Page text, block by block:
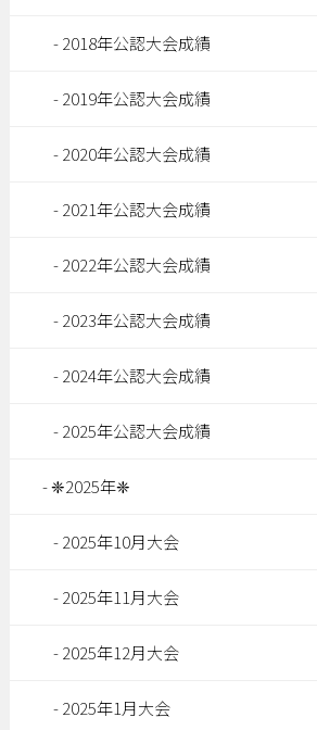
2018年公認大会成績
2019年公認大会成績
2020年公認大会成績
2021年公認大会成績
2022年公認大会成績
2023年公認大会成績
2024年公認大会成績
2025年公認大会成績
❈2025年❈
2025年10月大会
2025年11月大会
2025年12月大会
2025年1月大会